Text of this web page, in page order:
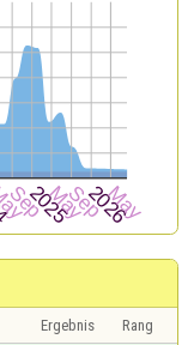
Ergebnis
Rang